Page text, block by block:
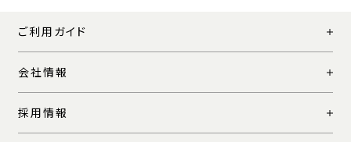
ご利用ガイド
会社情報
採用情報